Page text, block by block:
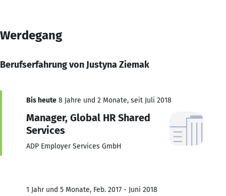
Werdegang
Berufserfahrung von Justyna Ziemak
Bis heute 8 Jahre und 2 Monate, seit Juli 2018
Manager, Global HR Shared
Services
ADP Employer Services GmbH
1 Jahr und 5 Monate, Feb. 2017 - Juni 2018